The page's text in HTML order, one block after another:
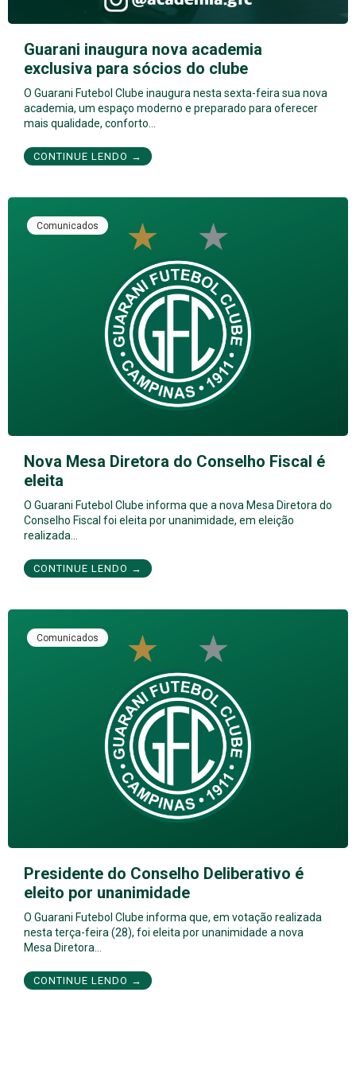
Guarani inaugura nova academia
exclusiva para sócios do clube
O Guarani Futebol Clube inaugura nesta sexta-feira sua nova
academia, um espaço moderno e preparado para oferecer
mais qualidade, conforto…
CONTINUE LENDO →
Comunicados
Nova Mesa Diretora do Conselho Fiscal é
eleita
O Guarani Futebol Clube informa que a nova Mesa Diretora do
Conselho Fiscal foi eleita por unanimidade, em eleição
realizada…
CONTINUE LENDO →
Comunicados
Presidente do Conselho Deliberativo é
eleito por unanimidade
O Guarani Futebol Clube informa que, em votação realizada
nesta terça-feira (28), foi eleita por unanimidade a nova
Mesa Diretora…
CONTINUE LENDO →